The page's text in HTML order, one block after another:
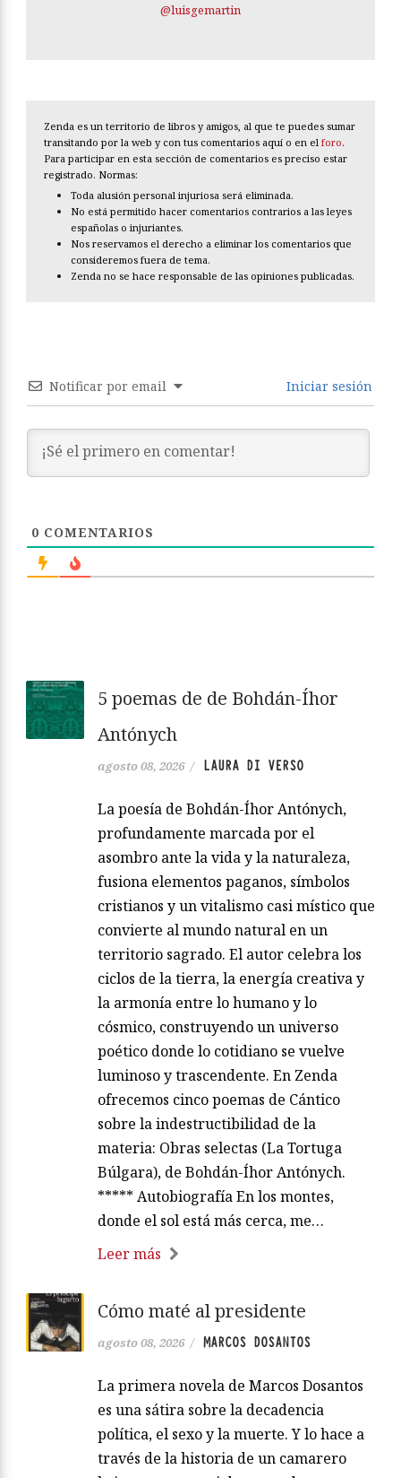
@luisgemartin
Zenda es un territorio de libros y amigos, al que te puedes sumar
transitando por la web y con tus comentarios aquí o en el foro.
Para participar en esta sección de comentarios es preciso estar
registrado. Normas:
Toda alusión personal injuriosa será eliminada.
No está permitido hacer comentarios contrarios a las leyes
españolas o injuriantes.
Nos reservamos el derecho a eliminar los comentarios que
consideremos fuera de tema.
Zenda no se hace responsable de las opiniones publicadas.
Notificar por email Iniciar sesión
0 COMENTARIOS
5 poemas de de Bohdán-Íhor
Antónych
agosto 08, 2026 / LAURA DI VERSO
La poesía de Bohdán-Íhor Antónych,
profundamente marcada por el
asombro ante la vida y la naturaleza,
fusiona elementos paganos, símbolos
cristianos y un vitalismo casi místico que
convierte al mundo natural en un
territorio sagrado. El autor celebra los
ciclos de la tierra, la energía creativa y
la armonía entre lo humano y lo
cósmico, construyendo un universo
poético donde lo cotidiano se vuelve
luminoso y trascendente. En Zenda
ofrecemos cinco poemas de Cántico
sobre la indestructibilidad de la
materia: Obras selectas (La Tortuga
Búlgara), de Bohdán-Íhor Antónych.
***** Autobiografía En los montes,
donde el sol está más cerca, me…
Leer más
Cómo maté al presidente
agosto 08, 2026 / MARCOS DOSANTOS
La primera novela de Marcos Dosantos
es una sátira sobre la decadencia
política, el sexo y la muerte. Y lo hace a
través de la historia de un camarero